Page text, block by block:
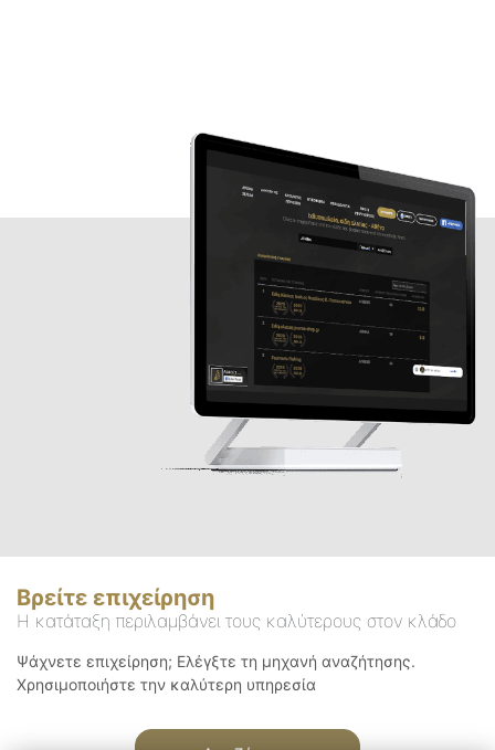
Βρείτε επιχείρηση
Η κατάταξη περιλαμβάνει τους καλύτερους στον κλάδο
Ψάχνετε επιχείρηση; Ελέγξτε τη μηχανή αναζήτησης.
Χρησιμοποιήστε την καλύτερη υπηρεσία